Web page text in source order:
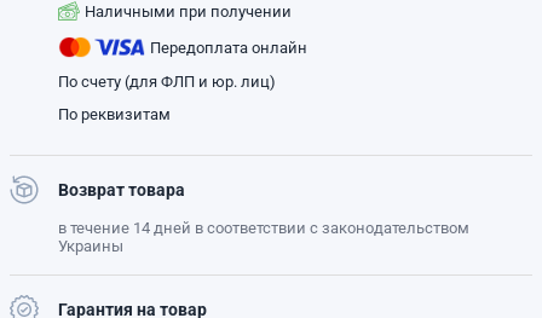
Наличными при получении
Передоплата онлайн
По счету (для ФЛП и юр. лиц)
По реквизитам
Возврат товара
в течение 14 дней в соответствии с законодательством
Украины
Гарантия на товар